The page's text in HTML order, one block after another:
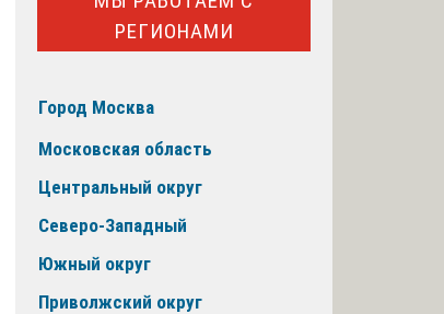
РЕГИОНАМИ
Город Москва
Московская область
Центральный округ
Северо-Западный
Южный округ
Приволжский округ